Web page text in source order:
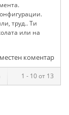
труд.. Ти
или на
коментар
1 - 10 от 13